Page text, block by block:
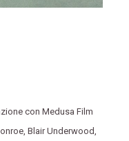
con Medusa Film
, Blair Underwood,